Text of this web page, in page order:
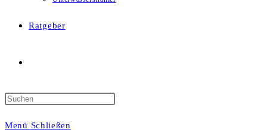
Ratgeber
Suche
Menü Schließen